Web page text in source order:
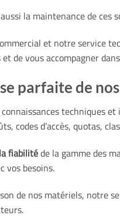
la maintenance de
et notre service
de vous accompagner
parfaite de
connaissances techniques
codes d’accès, quotas,
fiabilitéde la gamme des
vos besoins.
de nos matériels, notre